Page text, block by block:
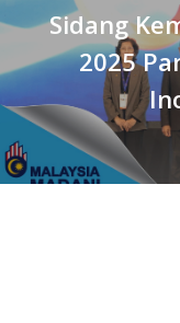
Sidang
2025